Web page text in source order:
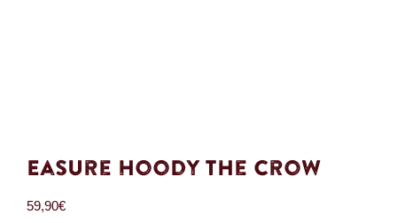
Easure Hoody The Crow
59,90€